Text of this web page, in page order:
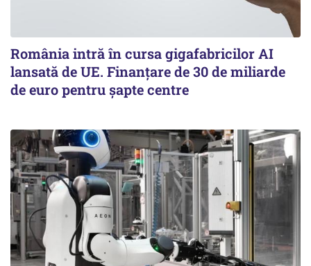
România intră în cursa gigafabricilor AI
lansată de UE. Finanțare de 30 de miliarde
de euro pentru șapte centre